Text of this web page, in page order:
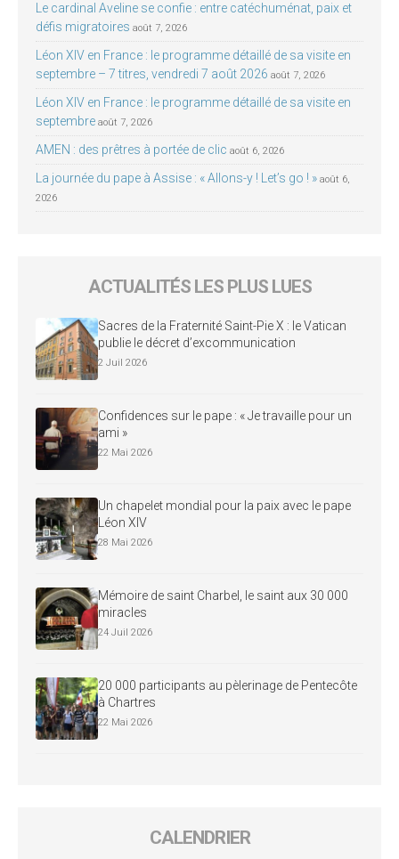
Le cardinal Aveline se confie : entre catéchuménat, paix et
défis migratoires août 7, 2026
Léon XIV en France : le programme détaillé de sa visite en
septembre – 7 titres, vendredi 7 août 2026 août 7, 2026
Léon XIV en France : le programme détaillé de sa visite en
septembre août 7, 2026
AMEN : des prêtres à portée de clic août 6, 2026
La journée du pape à Assise : « Allons-y ! Let’s go ! » août 6,
2026
ACTUALITÉS LES PLUS LUES
Sacres de la Fraternité Saint-Pie X : le Vatican
publie le décret d’excommunication
2 Juil 2026
Confidences sur le pape : « Je travaille pour un
ami »
22 Mai 2026
Un chapelet mondial pour la paix avec le pape
Léon XIV
28 Mai 2026
Mémoire de saint Charbel, le saint aux 30 000
miracles
24 Juil 2026
20 000 participants au pèlerinage de Pentecôte
à Chartres
22 Mai 2026
CALENDRIER